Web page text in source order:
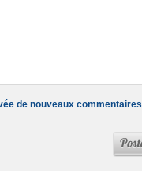
de nouveaux commentaires